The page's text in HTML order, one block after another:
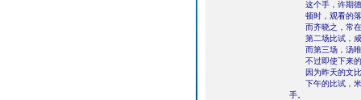
这个手，许期德
顿时，观看的落
而齐晓之，常在
第二场比试，咸
而第三场，汤唯
不过即使下来的
因为昨天的文比
下午的比试，米
手。